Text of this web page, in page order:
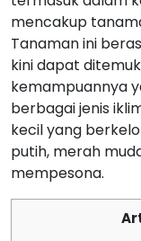
mencakup
Tanaman ini
kini dapat
kemampuannya
berbagai jenis
kecil yang
putih, merah
mempesona.